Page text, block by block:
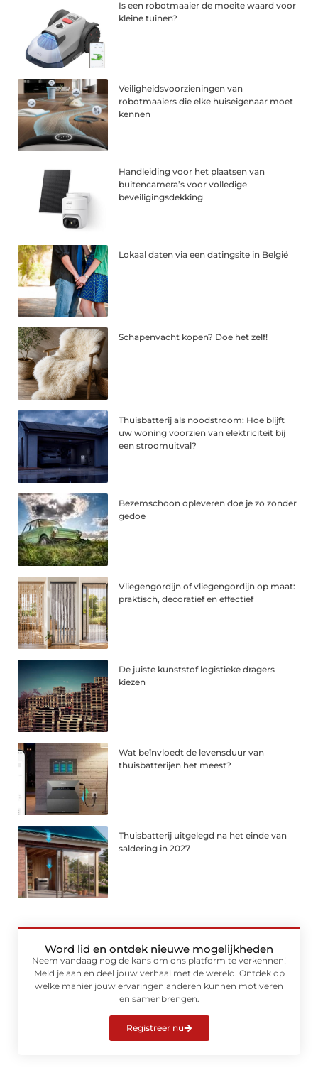
Is een robotmaaier de moeite waard voor
kleine tuinen?
Veiligheidsvoorzieningen van
robotmaaiers die elke huiseigenaar moet
kennen
Handleiding voor het plaatsen van
buitencamera’s voor volledige
beveiligingsdekking
Lokaal daten via een datingsite in België
Schapenvacht kopen? Doe het zelf!
Thuisbatterij als noodstroom: Hoe blijft
uw woning voorzien van elektriciteit bij
een stroomuitval?
Bezemschoon opleveren doe je zo zonder
gedoe
Vliegengordijn of vliegengordijn op maat:
praktisch, decoratief en effectief
De juiste kunststof logistieke dragers
kiezen
Wat beïnvloedt de levensduur van
thuisbatterijen het meest?
Thuisbatterij uitgelegd na het einde van
saldering in 2027
Word lid en ontdek nieuwe mogelijkheden
Neem vandaag nog de kans om ons platform te verkennen!
Meld je aan en deel jouw verhaal met de wereld. Ontdek op
welke manier jouw ervaringen anderen kunnen motiveren
en samenbrengen.
Registreer nu